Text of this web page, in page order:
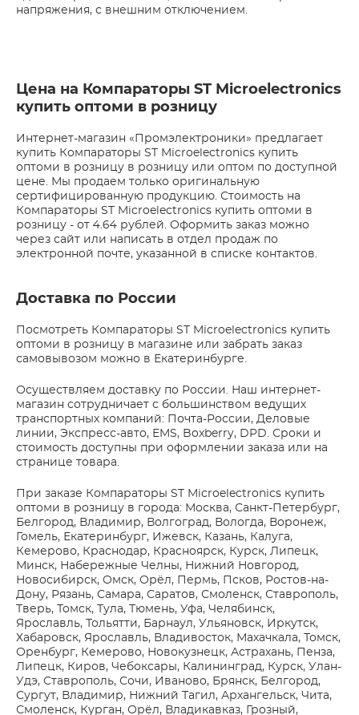
напряжения, с внешним отключением.
Цена на Компараторы ST Microelectronics
купить оптоми в розницу
Интернет-магазин «Промэлектроники» предлагает
купить Компараторы ST Microelectronics купить
оптоми в розницу в розницу или оптом по доступной
цене. Мы продаем только оригинальную
сертифицированную продукцию. Стоимость на
Компараторы ST Microelectronics купить оптоми в
розницу - от 4.64 рублей. Оформить заказ можно
через сайт или написать в отдел продаж по
электронной почте, указанной в списке контактов.
Доставка по России
Посмотреть Компараторы ST Microelectronics купить
оптоми в розницу в магазине или забрать заказ
самовывозом можно в Екатеринбурге.
Осуществляем доставку по России. Наш интернет-
магазин сотрудничает с большинством ведущих
транспортных компаний: Почта-России, Деловые
линии, Экспресс-авто, EMS, Boxberry, DPD. Сроки и
стоимость доступны при оформлении заказа или на
странице товара.
При заказе Компараторы ST Microelectronics купить
оптоми в розницу в города: Москва, Санкт-Петербург,
Белгород, Владимир, Волгоград, Вологда, Воронеж,
Гомель, Екатеринбург, Ижевск, Казань, Калуга,
Кемерово, Краснодар, Красноярск, Курск, Липецк,
Минск, Набережные Челны, Нижний Новгород,
Новосибирск, Омск, Орёл, Пермь, Псков, Ростов-на-
Дону, Рязань, Самара, Саратов, Смоленск, Ставрополь,
Тверь, Томск, Тула, Тюмень, Уфа, Челябинск,
Ярославль, Тольятти, Барнаул, Ульяновск, Иркутск,
Хабаровск, Ярославль, Владивосток, Махачкала, Томск,
Оренбург, Кемерово, Новокузнецк, Астрахань, Пенза,
Липецк, Киров, Чебоксары, Калининград, Курск, Улан-
Удэ, Ставрополь, Сочи, Иваново, Брянск, Белгород,
Сургут, Владимир, Нижний Тагил, Архангельск, Чита,
Смоленск, Курган, Орёл, Владикавказ, Грозный,